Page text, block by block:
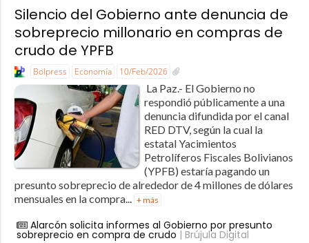
Silencio del Gobierno ante denuncia de
sobreprecio millonario en compras de
crudo de YPFB
Bolpress Economía 10/Feb/2026
La Paz.- El Gobierno no
respondió públicamente a una
denuncia difundida por el canal
RED DTV, según la cual la
estatal Yacimientos
Petrolíferos Fiscales Bolivianos
(YPFB) estaría pagando un
presunto sobreprecio de alrededor de 4 millones de dólares
mensuales en la compra... + más
Alarcón solicita informes al Gobierno por presunto
sobreprecio en compra de crudo | Brújula Digital